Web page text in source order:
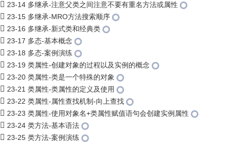
23-14 多继承-注意父类之间注意不要有重名方法或属性
23-15 多继承-MRO方法搜索顺序
23-16 多继承-新式类和经典类
23-17 多态-基本概念
23-18 多态-案例演练
23-19 类属性-创建对象的过程以及实例的概念
23-20 类属性-类是一个特殊的对象
23-21 类属性-类属性的定义及使用
23-22 类属性-属性查找机制-向上查找
23-23 类属性-使用对象名+类属性赋值语句会创建实例属性
23-24 类方法-基本语法
23-25 类方法-案例演练